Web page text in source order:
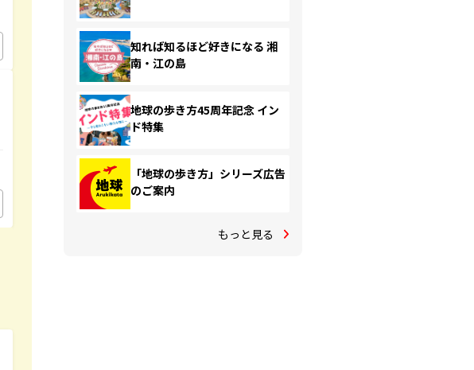
知れば知るほど好きになる 湘
南・江の島
地球の歩き方45周年記念 イン
ド特集
「地球の歩き方」シリーズ広告
のご案内
もっと見る